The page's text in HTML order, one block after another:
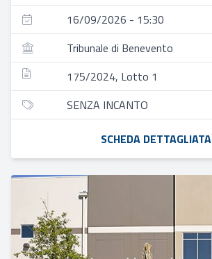
16/09/2026 - 15:30
Tribunale di Benevento
175/2024, Lotto 1
SENZA INCANTO
SCHEDA DETTAGLIATA